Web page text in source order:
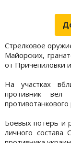
Стрелковое
Майорских,
от Причепиловки
На участках
противник
Боевых потерь и
личного